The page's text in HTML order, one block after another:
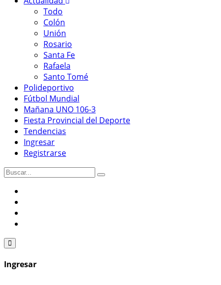
Todo
Colón
Unión
Rosario
Santa Fe
Rafaela
Santo Tomé
Polideportivo
Fútbol Mundial
Mañana UNO 106-3
Fiesta Provincial del Deporte
Tendencias
Ingresar
Registrarse
Ingresar